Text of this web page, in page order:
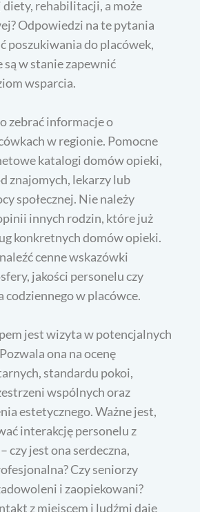
rehabilitacji, a może
Odpowiedzi na te pytania
poszukiwania do placówek,
w stanie zapewnić
wsparcia.
zebrać informacje o
w regionie. Pomocne
katalogi domów opieki,
znajomych, lekarzy lub
społecznej. Nie należy
innych rodzin, które już
konkretnych domów opieki.
cenne wskazówki
jakości personelu czy
codziennego w placówce.
jest wizyta w potencjalnych
ona na ocenę
standardu pokoi,
wspólnych oraz
estetycznego. Ważne jest,
interakcję personelu z
czy jest ona serdeczna,
Czy seniorzy
i zaopiekowani?
z miejscem i ludźmi daje